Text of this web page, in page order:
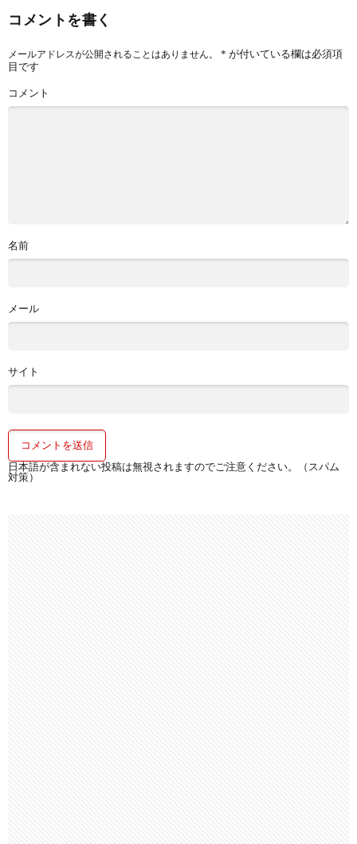
コメントを書く
メールアドレスが公開されることはありません。 * が付いている欄は必須項
目です
コメント
名前
メール
サイト
日本語が含まれない投稿は無視されますのでご注意ください。（スパム
対策）